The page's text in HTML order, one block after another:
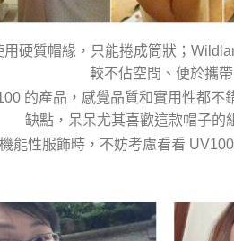
硬質帽緣，只能捲成筒狀；
較不佔空間、便於攜帶
的產品，感覺品質和實用性都不
缺點，呆呆尤其喜歡這款帽子的
能性服飾時，不妨考慮看看